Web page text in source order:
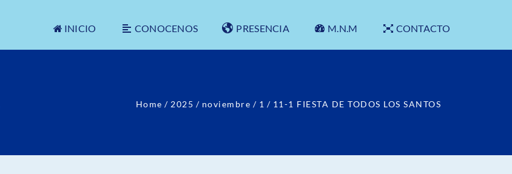
INICIO CONOCENOS PRESENCIA M.N.M CONTACTO
Home / 2025 / noviembre / 1 / 11-1 FIESTA DE TODOS LOS SANTOS